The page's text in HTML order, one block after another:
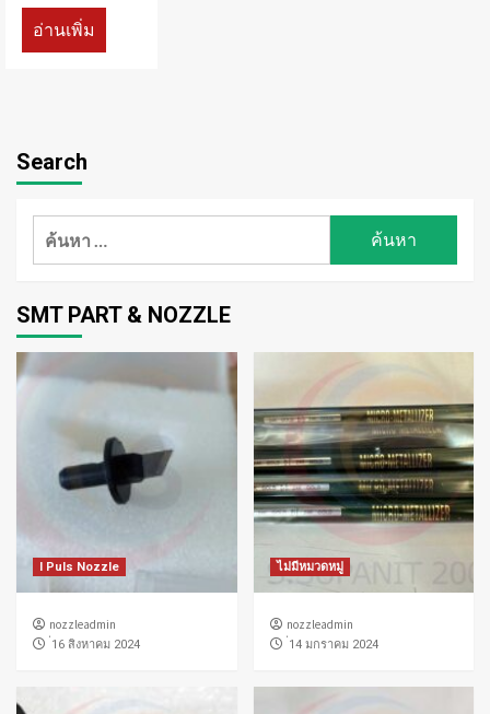
อ่านเพิ่ม
Search
ค้นหา
SMT PART & NOZZLE
I Puls Nozzle
nozzleadmin
่16 สิงหาคม 2024
ไม่มีหมวดหมู่
nozzleadmin
่14 มกราคม 2024